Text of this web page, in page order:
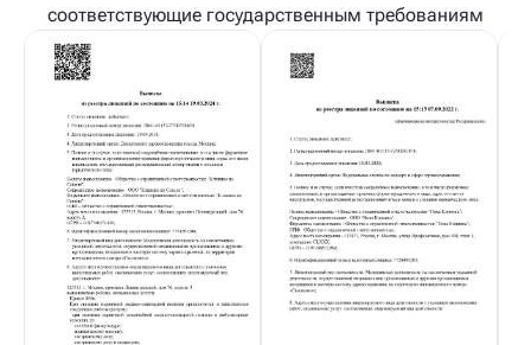
соответствующие государственным требованиям